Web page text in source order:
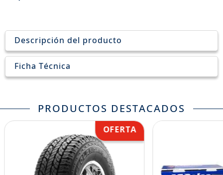
Descripción del producto
Ficha Técnica
PRODUCTOS DESTACADOS